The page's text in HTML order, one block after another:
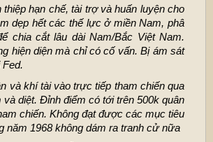
thiệp hạn chế, tài trợ và huấn luyện cho
dẹp hết các thế lực ở miền Nam, phâ
chia cắt lâu dài Nam/Bắc Việt Nam.
hiện diện mà chỉ có cố vấn. Bị ám sát
và khí tài vào trực tiếp tham chiến qua
diệt. Đỉnh điểm có tới trên 500k quân
chiến. Không đạt được các mục tiêu
năm 1968 không dám ra tranh cử nữa